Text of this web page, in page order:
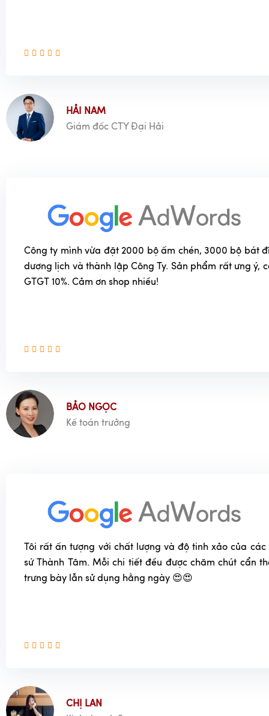
HẢI NAM
Giám đốc CTY Đại Hải
Công ty mình vừa đặt 2000 bộ ấm chén, 3000 bộ bát
dương lịch và thành lập Công Ty. Sản phẩm rất ưng ý,
GTGT 10%. Cảm ơn shop nhiều!
BẢO NGỌC
Kế toán trưởng
Tôi rất ấn tượng với chất lượng và độ tinh xảo của
sứ Thành Tâm. Mỗi chi tiết đều được chăm chút cẩn
trưng bày lẫn sử dụng hằng ngày 😍😍
CHỊ LAN